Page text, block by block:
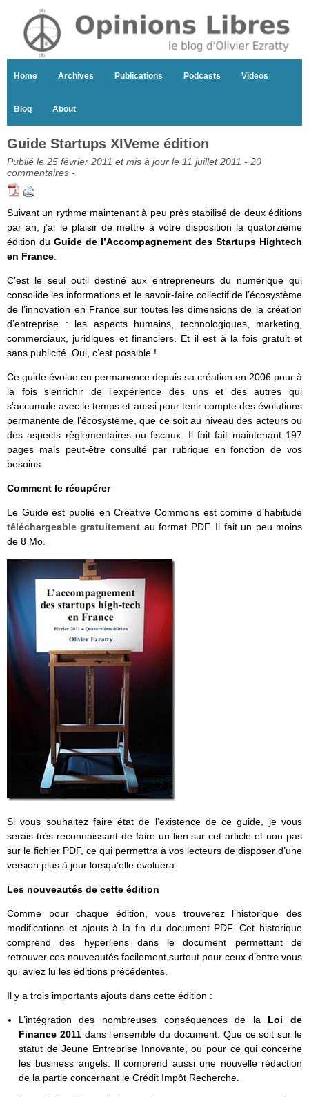
Home Archives Publications Podcasts Videos
Blog About
Guide Startups XIVeme édition
Publié le 25 février 2011 et mis à jour le 11 juillet 2011 - 20
commentaires -
Suivant un rythme maintenant à peu près stabilisé de deux éditions
par an, j’ai le plaisir de mettre à votre disposition la quatorzième
édition du Guide de l’Accompagnement des Startups Hightech
en France
C’est le seul outil destiné aux entrepreneurs du numérique qui
consolide les informations et le savoir-faire collectif de l’écosystème
de l’innovation en France sur toutes les dimensions de la création
d’entreprise : les aspects humains, technologiques, marketing,
commerciaux, juridiques et financiers. Et il est à la fois gratuit et
sans publicité. Oui, c’est possible !
Ce guide évolue en permanence depuis sa création en 2006 pour à
la fois s’enrichir de l’expérience des uns et des autres qui
s’accumule avec le temps et aussi pour tenir compte des évolutions
permanente de l’écosystème, que ce soit au niveau des acteurs ou
des aspects règlementaires ou fiscaux. Il fait fait maintenant 197
pages mais peut-être consulté par rubrique en fonction de vos
besoins.
Comment le récupérer
Le Guide est publié en Creative Commons est comme d’habitude
téléchargeable gratuitement au format PDF. Il fait un peu moins
de 8 Mo.
Si vous souhaitez faire état de l’existence de ce guide, je vous
serais très reconnaissant de faire un lien sur cet article et non pas
sur le fichier PDF, ce qui permettra à vos lecteurs de disposer d’une
version plus à jour lorsqu’elle évoluera.
Les nouveautés de cette édition
Comme pour chaque édition, vous trouverez l’historique des
modifications et ajouts à la fin du document PDF. Cet historique
comprend des hyperliens dans le document permettant de
retrouver ces nouveautés facilement surtout pour ceux d’entre vous
qui aviez lu les éditions précédentes.
Il y a trois importants ajouts dans cette édition :
L’intégration des nombreuses conséquences de la Loi de
Finance 2011dans l’ensemble du document. Que ce soit sur le
statut de Jeune Entreprise Innovante, ou pour ce qui concerne
les business angels. Il comprend aussi une nouvelle rédaction
de la partie concernant le Crédit Impôt Recherche.